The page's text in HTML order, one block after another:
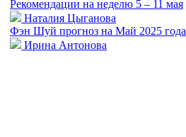
Рекомендации на неделю 5 – 11 мая
Наталия Цыганова
Фэн Шуй прогноз на Май 2025 года
Ирина Антонова